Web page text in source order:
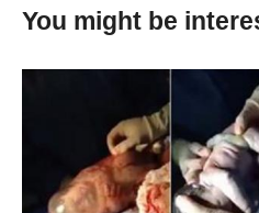
μοναστηριού. Με τις
αρωγούς, δήμο και
έξι χρόνια να ξαναδώσουν
Γκουβερνιώτισσα. Μήπως
περισσότερη δύναμη στα
You might be